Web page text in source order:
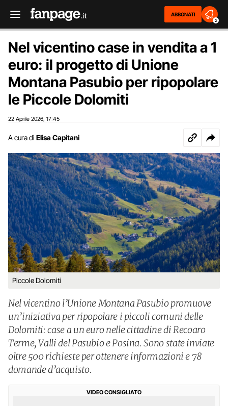
ABBONATI
2
Nel vicentino case in vendita a 1
euro: il progetto di Unione
Montana Pasubio per ripopolare
le Piccole Dolomiti
22 Aprile 2026 17:45
A cura di Elisa Capitani
Piccole Dolomiti
Nel vicentino l’Unione Montana Pasubio promuove
un’iniziativa per ripopolare i piccoli comuni delle
Dolomiti: case a un euro nelle cittadine di Recoaro
Terme, Valli del Pasubio e Posina. Sono state inviate
oltre 500 richieste per ottenere informazioni e 78
domande d’acquisto.
VIDEO CONSIGLIATO